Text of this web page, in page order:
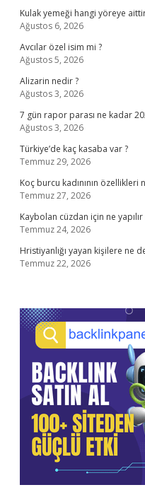
Kulak yemeği hangi yöreye
Ağustos 6, 2026
Avcılar özel isim mi ?
Ağustos 5, 2026
Alizarin nedir ?
Ağustos 3, 2026
7 gün rapor parası ne kadar
Ağustos 3, 2026
Türkiye’de kaç kasaba var ?
Temmuz 29, 2026
Koç burcu kadınının özellikleri
Temmuz 27, 2026
Kaybolan cüzdan için ne yapılır
Temmuz 24, 2026
Hristiyanlığı yayan kişilere ne
Temmuz 22, 2026